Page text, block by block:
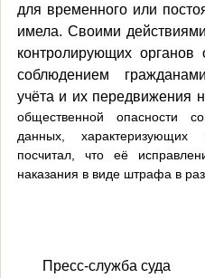
для временного или
имела. Своими
контролирующих органов
соблюдением
учёта и их передвижения
общественной опасности
данных,
посчитал, что её
наказания в виде штрафа в
Пресс-служба суда